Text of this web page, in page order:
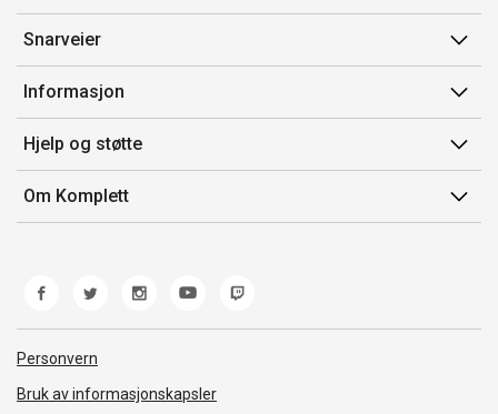
Snarveier
Min side
Ordreoversikt
Flex
Komplett Club
Informasjon
Salgsbetingelser
Medlemsvilkår for Komplett Club
Merker/produsent
Hjelp og støtte
Kontakt oss
Kundeservice
Retur
Reklamasjon og garanti
Frakt og levering
Om Komplett
Personvern
Bruk av informasjonskapsler